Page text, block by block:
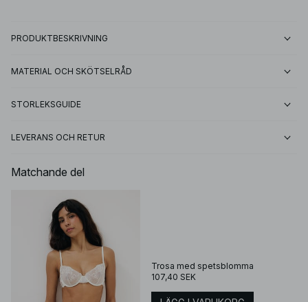
PRODUKTBESKRIVNING
MATERIAL OCH SKÖTSELRÅD
STORLEKSGUIDE
LEVERANS OCH RETUR
Matchande del
Trosa med spetsblomma
107,40 SEK